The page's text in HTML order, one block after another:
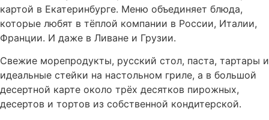
картой в Екатеринбурге. Меню объединяет блюда,
которые любят в тёплой компании в России, Италии,
Франции. И даже в Ливане и Грузии.
Свежие морепродукты, русский стол, паста, тартары и
идеальные стейки на настольном гриле, а в большой
десертной карте около трёх десятков пирожных,
десертов и тортов из собственной кондитерской.